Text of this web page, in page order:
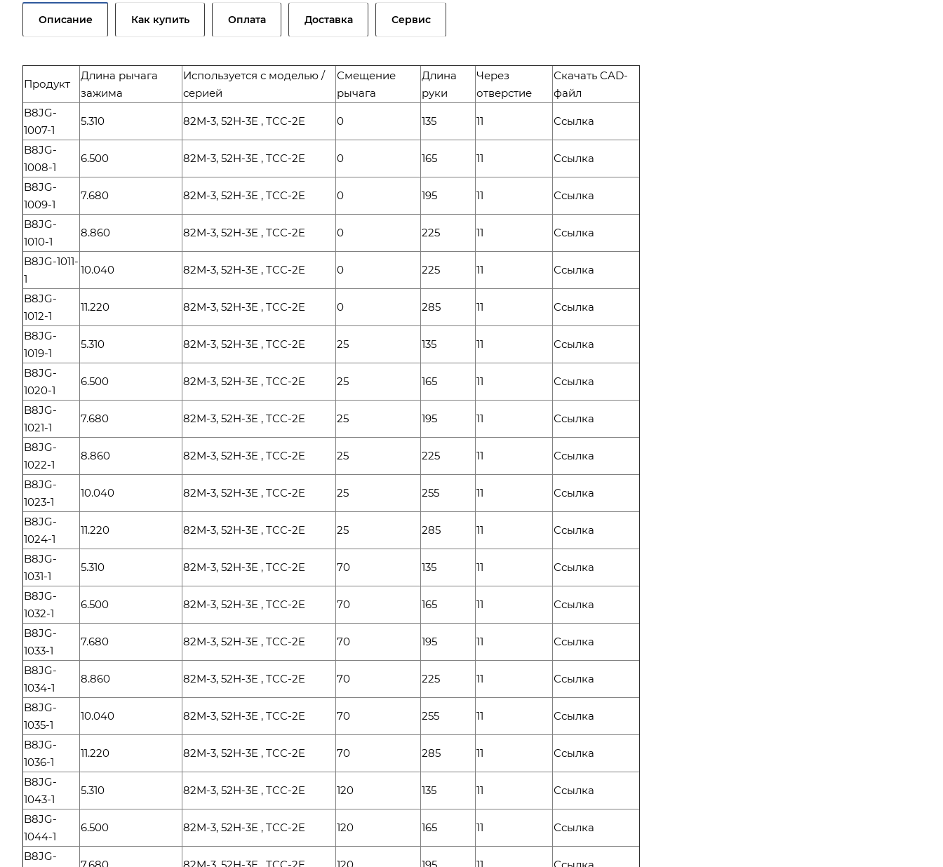
Описание Как купить Оплата Доставка Сервис
Продукт
Длина рычага
зажима
Используется с моделью /
серией
Смещение
рычага
Длина
руки
Через
отверстие
Скачать CAD-
файл
B8JG-
1007-1
5.310 82M-3, 52H-3E , TCC-2E 0 135 11 Ссылка
B8JG-
1008-1
6.500 82M-3, 52H-3E , TCC-2E 0 165 11 Ссылка
B8JG-
1009-1
7.680 82M-3, 52H-3E , TCC-2E 0 195 11 Ссылка
B8JG-
1010-1
8.860 82M-3, 52H-3E , TCC-2E 0 225 11 Ссылка
B8JG-1011-
1
10.040 82M-3, 52H-3E , TCC-2E 0 225 11 Ссылка
B8JG-
1012-1
11.220 82M-3, 52H-3E , TCC-2E 0 285 11 Ссылка
B8JG-
1019-1
5.310 82M-3, 52H-3E , TCC-2E 25 135 11 Ссылка
B8JG-
1020-1
6.500 82M-3, 52H-3E , TCC-2E 25 165 11 Ссылка
B8JG-
1021-1
7.680 82M-3, 52H-3E , TCC-2E 25 195 11 Ссылка
B8JG-
1022-1
8.860 82M-3, 52H-3E , TCC-2E 25 225 11 Ссылка
B8JG-
1023-1
10.040 82M-3, 52H-3E , TCC-2E 25 255 11 Ссылка
B8JG-
1024-1
11.220 82M-3, 52H-3E , TCC-2E 25 285 11 Ссылка
B8JG-
1031-1
5.310 82M-3, 52H-3E , TCC-2E 70 135 11 Ссылка
B8JG-
1032-1
6.500 82M-3, 52H-3E , TCC-2E 70 165 11 Ссылка
B8JG-
1033-1
7.680 82M-3, 52H-3E , TCC-2E 70 195 11 Ссылка
B8JG-
1034-1
8.860 82M-3, 52H-3E , TCC-2E 70 225 11 Ссылка
B8JG-
1035-1
10.040 82M-3, 52H-3E , TCC-2E 70 255 11 Ссылка
B8JG-
1036-1
11.220 82M-3, 52H-3E , TCC-2E 70 285 11 Ссылка
B8JG-
1043-1
5.310 82M-3, 52H-3E , TCC-2E 120 135 11 Ссылка
B8JG-
1044-1
6.500 82M-3, 52H-3E , TCC-2E 120 165 11 Ссылка
B8JG-